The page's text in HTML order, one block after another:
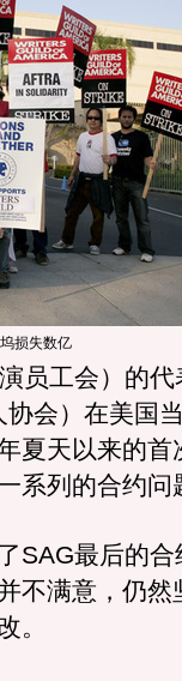
损失数亿
工会）的代
会）在美国
夏天以来的首
系列的合约问
最后的合
不满意，仍然
。